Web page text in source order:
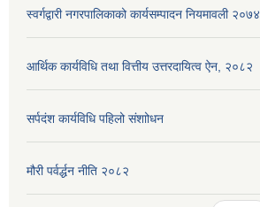
स्वर्गद्वारी नगरपालिकाको कार्यसम्पादन नियमावली २०७४
आर्थिक कार्यविधि तथा वित्तीय उत्तरदायित्व ऐन, २०८२
सर्पदंश कार्यविधि पहिलो संशाोधन
मौरी पर्वर्द्धन नीति २०८२